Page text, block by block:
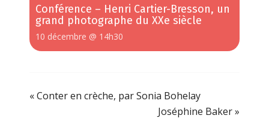
Conférence – Henri Cartier-Bresson, un
grand photographe du XXe siècle
10 décembre @ 14h30
«Conter en crèche, par Sonia Bohelay
Joséphine Baker»